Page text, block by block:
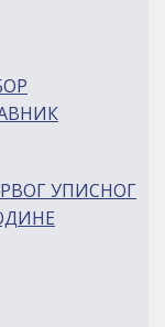
УПИСНОГ